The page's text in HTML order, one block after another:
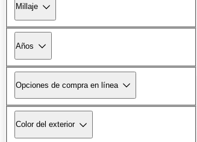
Millaje
Años
Opciones de compra en línea
Color del exterior